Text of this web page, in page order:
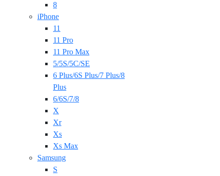
8
iPhone
11
11 Pro
11 Pro Max
5/5S/5C/SE
6 Plus/6S Plus/7 Plus/8
Plus
6/6S/7/8
X
Xr
Xs
Xs Max
Samsung
S